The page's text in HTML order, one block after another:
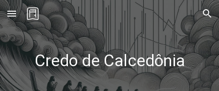
Skip to main content Skip to navigation
Credode Calcedônia